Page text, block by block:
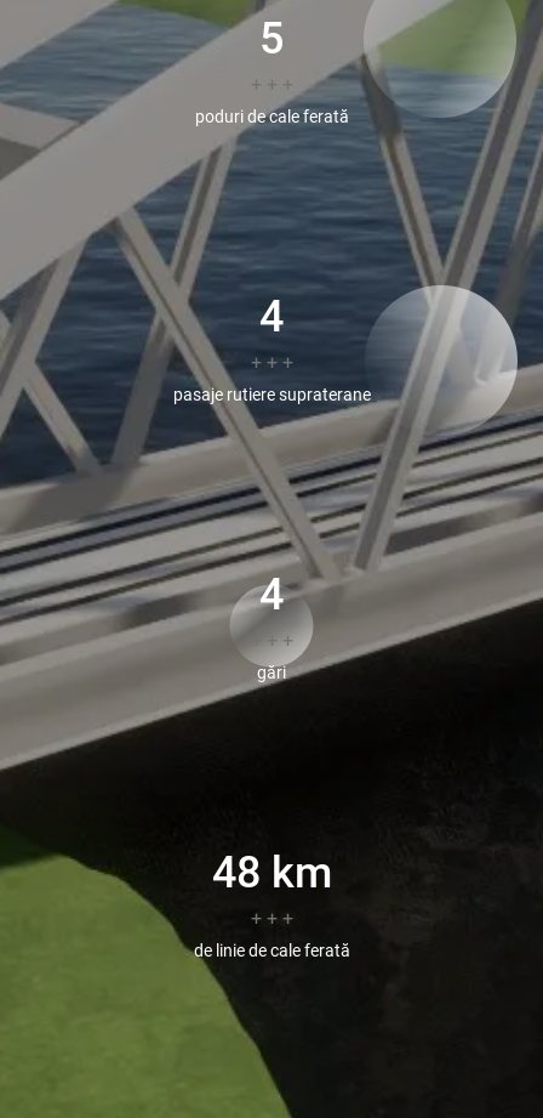
5
+ + +
poduri de cale ferată
4
+ + +
pasaje rutiere supraterane
4
+ + +
gări
48 km
+ + +
de linie de cale ferată